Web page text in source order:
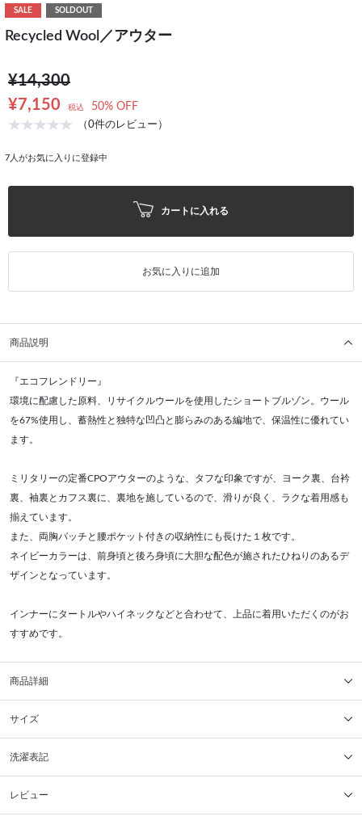
SALE SOLDOUT
Recycled Wool／アウター
¥14,300
¥7,150
税込 50% OFF
（0件のレビュー）
7 人がお気に入りに登録中
カートに入れる
お気に入りに追加
商品説明
『エコフレンドリー』
環境に配慮した原料、リサイクルウールを使用したショートブルゾン。ウール
を67%使用し、蓄熱性と独特な凹凸と膨らみのある編地で、保温性に優れてい
ます。
ミリタリーの定番CPOアウターのような、タフな印象ですが、ヨーク裏、台衿
裏、袖裏とカフス裏に、裏地を施しているので、滑りが良く、ラクな着用感も
揃えています。
また、両胸パッチと腰ポケット付きの収納性にも長けた１枚です。
ネイビーカラーは、前身頃と後ろ身頃に大胆な配色が施されたひねりのあるデ
ザインとなっています。
インナーにタートルやハイネックなどと合わせて、上品に着用いただくのがお
すすめです。
商品詳細
サイズ
洗濯表記
レビュー